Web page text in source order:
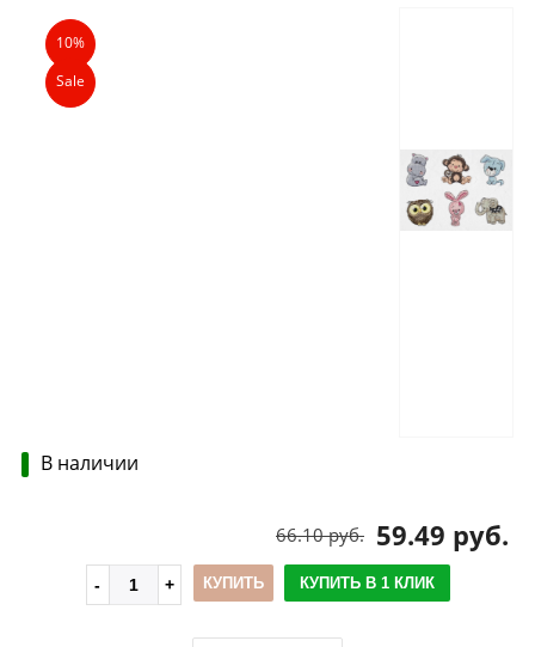
Описание
10%
Sale
В наличии
59.49 руб.
66.10 руб.
КУПИТЬ КУПИТЬ В 1 КЛИК